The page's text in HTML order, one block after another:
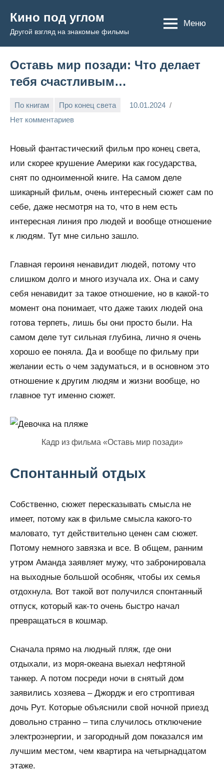
содержимому
Кино под углом
Другой взгляд на знакомые фильмы
Меню
Оставь мир позади: Что делает
тебя счастливым…
По книгам Про конец света
10.01.2024
Admin
Нет комментариев
Новый фантастический фильм про конец света,
или скорее крушение Америки как государства,
снят по одноименной книге. На самом деле
шикарный фильм, очень интересный сюжет сам по
себе, даже несмотря на то, что в нем есть
интересная линия про людей и вообще отношение
к людям. Тут мне сильно зашло.
Главная героиня ненавидит людей, потому что
слишком долго и много изучала их. Она и саму
себя ненавидит за такое отношение, но в какой-то
момент она понимает, что даже таких людей она
готова терпеть, лишь бы они просто были. На
самом деле тут сильная глубина, лично я очень
хорошо ее поняла. Да и вообще по фильму при
желании есть о чем задуматься, и в основном это
отношение к другим людям и жизни вообще, но
главное тут именно сюжет.
Кадр из фильма «Оставь мир позади»
Спонтанный отдых
Собственно, сюжет пересказывать смысла не
имеет, потому как в фильме смысла какого-то
маловато, тут действительно ценен сам сюжет.
Потому немного завязка и все. В общем, ранним
утром Аманда заявляет мужу, что забронировала
на выходные большой особняк, чтобы их семья
отдохнула. Вот такой вот получился спонтанный
отпуск, который как-то очень быстро начал
превращаться в кошмар.
Сначала прямо на людный пляж, где они
отдыхали, из моря-океана выехал нефтяной
танкер. А потом посреди ночи в снятый дом
заявились хозяева – Джордж и его строптивая
дочь Рут. Которые объяснили свой ночной приезд
довольно странно – типа случилось отключение
электроэнергии, и загородный дом показался им
лучшим местом, чем квартира на четырнадцатом
этаже.